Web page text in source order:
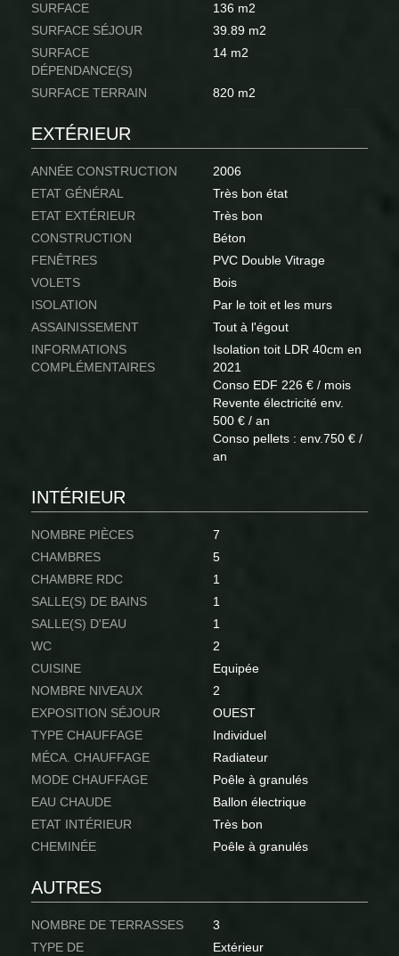
SURFACE
136 m2
SURFACE SÉJOUR
39.89 m2
SURFACE
DÉPENDANCE(S)
14 m2
SURFACE TERRAIN 820 m2
EXTÉRIEUR
ANNÉE CONSTRUCTION
2006
ETAT GÉNÉRAL
Très bon état
ETAT EXTÉRIEUR
Très bon
CONSTRUCTION
Béton
FENÊTRES
PVC Double Vitrage
VOLETS
Bois
ISOLATION
Par le toit et les murs
ASSAINISSEMENT
Tout à l'égout
INFORMATIONS
COMPLÉMENTAIRES
Isolation toit LDR 40cm en
2021
Conso EDF 226 € / mois
Revente électricité env.
500 € / an
Conso pellets : env.750 € /
an
INTÉRIEUR
NOMBRE PIÈCES
7
CHAMBRES
5
CHAMBRE RDC
1
SALLE(S) DE BAINS
1
SALLE(S) D'EAU
1
WC
2
CUISINE
Equipée
NOMBRE NIVEAUX
2
EXPOSITION SÉJOUR
OUEST
TYPE CHAUFFAGE
Individuel
MÉCA. CHAUFFAGE
Radiateur
MODE CHAUFFAGE
Poêle à granulés
EAU CHAUDE
Ballon électrique
ETAT INTÉRIEUR
Très bon
CHEMINÉE
Poêle à granulés
AUTRES
NOMBRE DE TERRASSES
3
TYPE DE
Extérieur